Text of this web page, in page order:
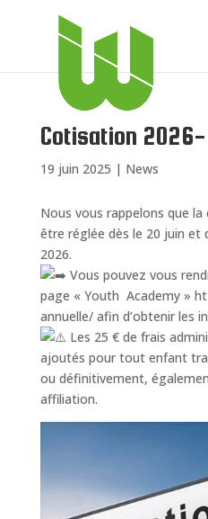
Cotisation
19 juin 2025 | News
Nous vous rappelons que
être réglée dès le 20 juin et
2026.
Vous pouvez vous
page « Youth Academy »
annuelle/ afin d’obtenir les
Les 25 € de frais
ajoutés pour tout enfant
ou définitivement,
affiliation.